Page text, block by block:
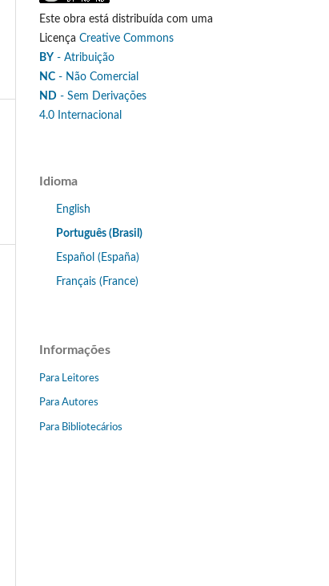
Este obra está distribuída com uma
Licença Creative Commons
BY - Atribuição
NC - Não Comercial
ND - Sem Derivações
4.0 Internacional
Idioma
English
Português (Brasil)
Español (España)
Français (France)
Informações
Para Leitores
Para Autores
Para Bibliotecários